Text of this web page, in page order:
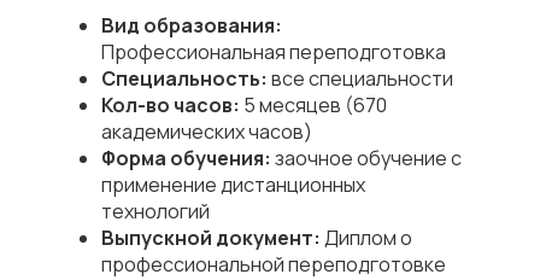
Вид образования:
Профессиональная переподготовка
Специальность: все специальности
Кол-во часов: 5 месяцев (670
академических часов)
Форма обучения: заочное обучение с
применение дистанционных
технологий
Выпускной документ: Диплом о
профессиональной переподготовке